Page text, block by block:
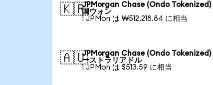
🇰🇷JPMorgan Chase (Ondo Tokenized)
国ウォン
1 JPMon は ₩512,218.84 に相当
🇦🇺JPMorgan Chase (Ondo Tokenized)
ーストラリアドル
1 JPMon は $513.59 に相当